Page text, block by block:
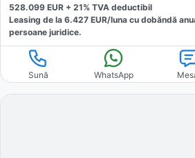
528.099 EUR + 21% TVA deductibil
Leasing de la 6.427 EUR/luna cu dobăndă
persoane juridice.
Sună WhatsApp